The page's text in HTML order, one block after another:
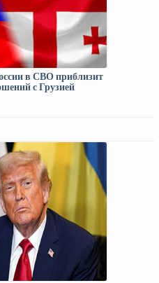
в СВО приблизит
с Грузией